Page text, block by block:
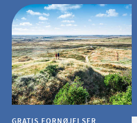
hvilke kirker, der er en omvej værd
GRATIS FORNØJELSER